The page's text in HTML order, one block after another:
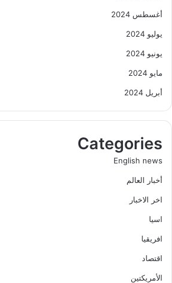
أغسطس 2024
يوليو 2024
يونيو 2024
مايو 2024
أبريل 2024
Categories
English news
أخبار العالم
اخر الاخبار
اسيا
افريقيا
اقتصاد
الأمريكتين